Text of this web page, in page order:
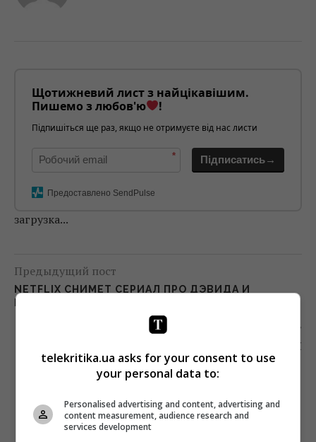
Щотижневий лист з найцікавішим.
Пишемо з любов'ю
!
Підпишіться ще раз, якщо не отримуєте від нас листи
* Підписатись→
Предоставлено SendPulse
загрузка...
Предыдущий пост
NETFLIX СНИМЕТ СЕРИАЛ ПРО ДЭВИДА И
Следующий пост
1+1 MEDIA НЕ ПЛАНИРУЕТ ВНОСИТЬ НИКАКИХ
ИЗМЕНЕНИЙ В ШОУ «МАСКАРАД»
telekritika.ua asks for your consent to use
your personal data to:
Personalised advertising and content, advertising and
content measurement, audience research and
services development